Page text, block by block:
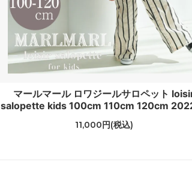
マールマール ロワジールサロペット
salopette kids 100cm 110cm 120cm
11,000円(税込)